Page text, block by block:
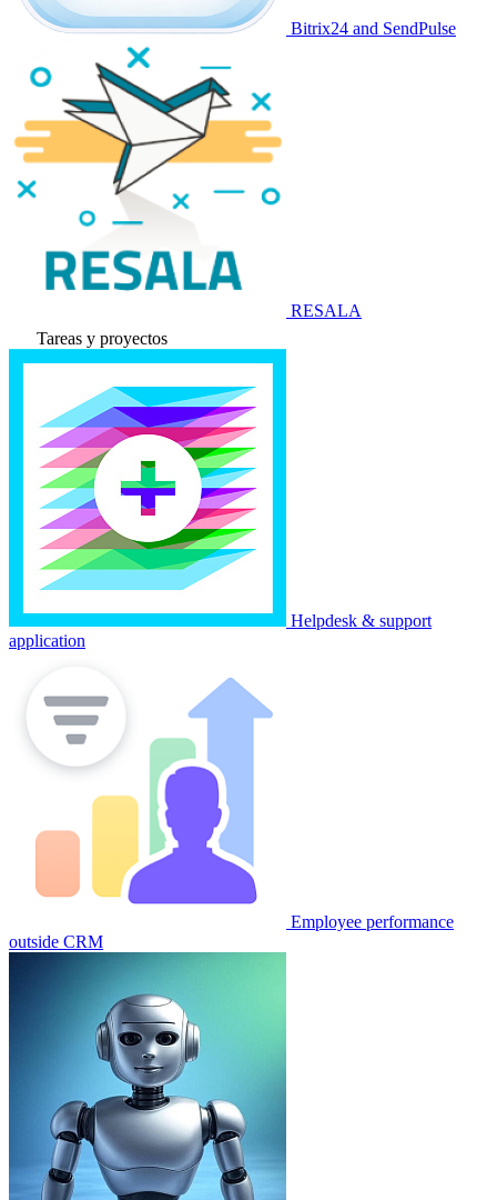
Bitrix24 and SendPulse
RESALA
Tareas y proyectos
Helpdesk & support
application
Employee performance
outside CRM